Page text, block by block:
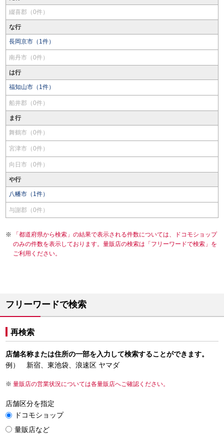
綴喜郡（0件）
な行
長岡京市（1件）
南丹市（0件）
は行
福知山市（1件）
船井郡（0件）
ま行
舞鶴市（0件）
宮津市（0件）
向日市（0件）
や行
八幡市（1件）
与謝郡（0件）
「都道府県から検索」の結果で表示される件数については、ドコモショップ
のみの件数を表示しております。量販店の検索は「フリーワードで検索」を
ご利用ください。
フリーワードで検索
再検索
店舗名称または住所の一部を入力して検索することができます。
例） 新宿、東池袋、浪速区 ヤマダ
量販店の営業状況については各量販店へご確認ください。
店舗区分を指定
ドコモショップ
量販店など